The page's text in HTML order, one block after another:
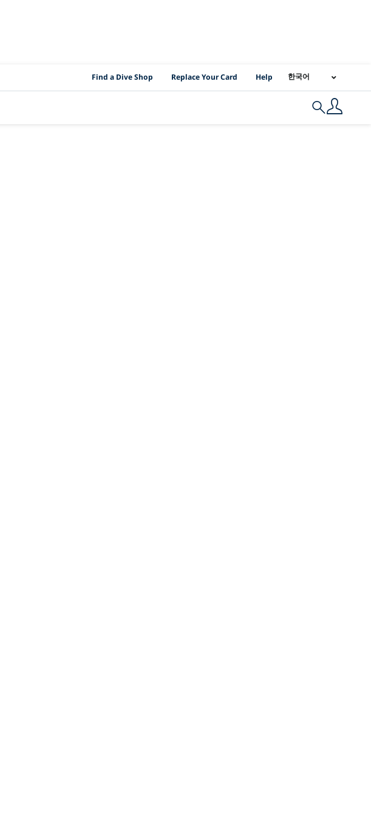
PADI Location Links
Find a Dive Shop Replace Your Card Help 한국어
Search